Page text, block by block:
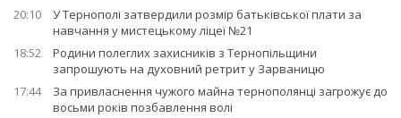
20:10
У Тернополі затвердили розмір батьківської плати за
навчання у мистецькому ліцеї №21
18:52
Родини полеглих захисників з Тернопільщини
запрошують на духовний ретрит у Зарваницю
17:44
За привласнення чужого майна тернополянці загрожує до
восьми років позбавлення волі